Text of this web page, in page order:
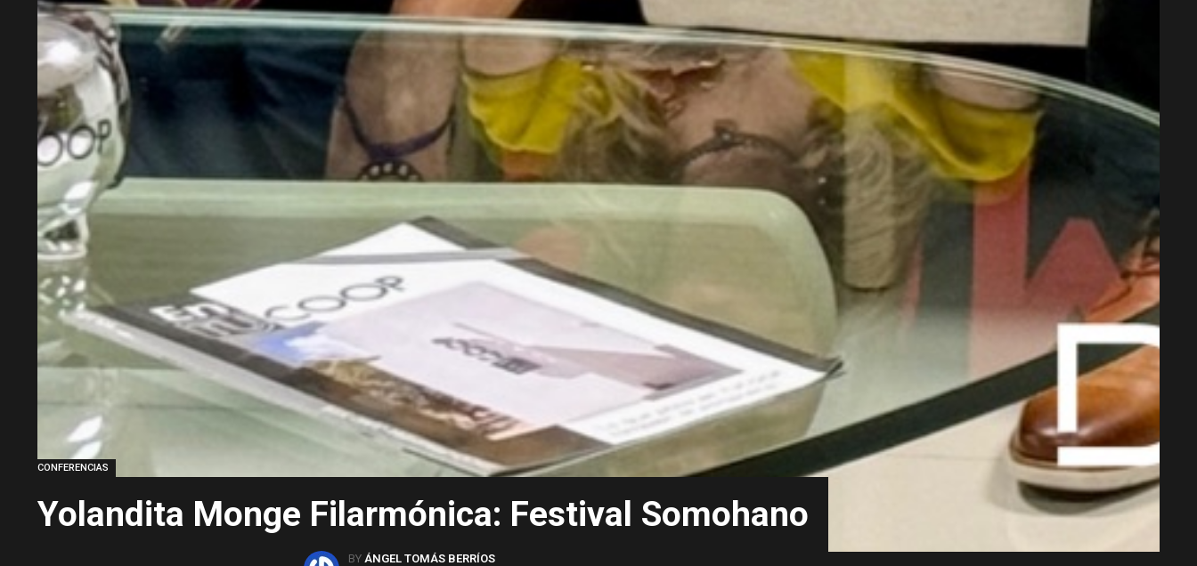
CONFERENCIAS
Yolandita Monge Filarmónica: Festival Somohano
BY ÁNGEL TOMÁS BERRÍOS